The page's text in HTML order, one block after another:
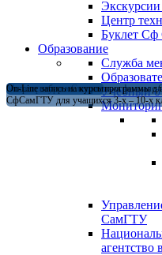
Центр
Буклет
Образование
Служба
Учебный
СамГТУ
агентство
Магистратура в Сызранском
Открыт набор на летние программы
СфСамГТУ для учащихся 3-х – 10-х
On-Line запись на курсы